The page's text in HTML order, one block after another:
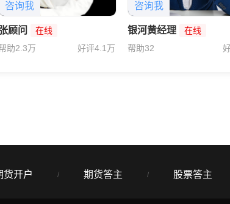
咨询我
顾问
在线
助2.3万
好评4.1万
咨询我
银河黄经理
在线
帮助32
货开户 / 期货答主 / 股票答主